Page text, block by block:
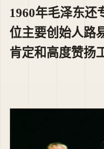
1960年毛泽东还
位主要创始人路
肯定和高度赞扬